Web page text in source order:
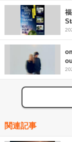
関連記事